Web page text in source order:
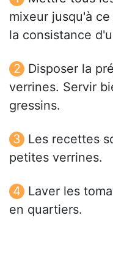
mixeur jusqu'à
la consistance
Disposer la
verrines. Servir
gressins.
Les recettes
petites verrines.
Laver les
en quartiers.